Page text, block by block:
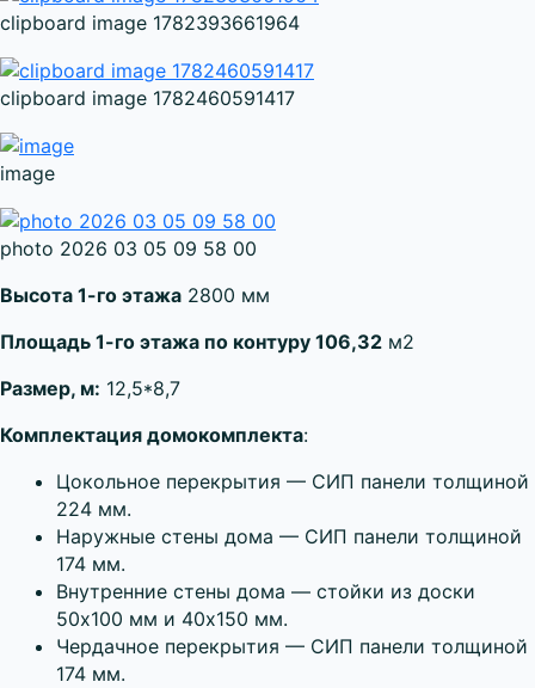
clipboard image 1782393661964
clipboard image 1782460591417
image
photo 2026 03 05 09 58 00
Высота 1-го этажа 2800 мм
Площадь 1-го этажа по контуру 106,32 м2
Размер, м: 12,5*8,7
Комплектация домокомплекта:
Цокольное перекрытия — СИП панели толщиной
224 мм.
Наружные стены дома — СИП панели толщиной
174 мм.
Внутренние стены дома — стойки из доски
50х100 мм и 40х150 мм.
Чердачное перекрытия — СИП панели толщиной
174 мм.